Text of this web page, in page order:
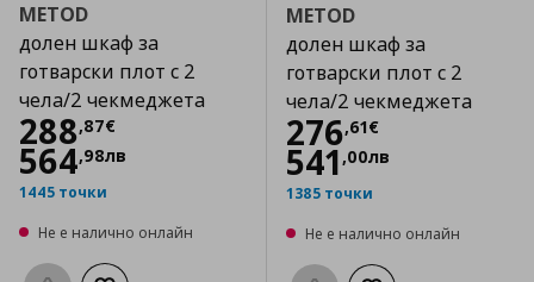
METOD
долен шкаф за
готварски плот с 2
чела/2 чекмеджета
288,87€
Цена288,87 €
564,98лв
1445 точки
Не е налично онлайн
METOD
долен шкаф за
готварски плот с 2
чела/2 чекмеджета
276,61€
Цена
541 ,00лв
1385 точки
Не е налично онлайн